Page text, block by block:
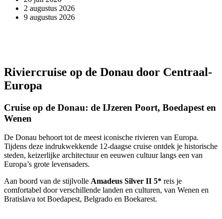
2 augustus 2026
9 augustus 2026
Riviercruise op de Donau door Centraal-
Europa
Cruise op de Donau: de IJzeren Poort, Boedapest en
Wenen
De Donau behoort tot de meest iconische rivieren van Europa.
Tijdens deze indrukwekkende 12-daagse cruise ontdek je historische
steden, keizerlijke architectuur en eeuwen cultuur langs een van
Europa’s grote levensaders.
Aan boord van de stijlvolle Amadeus Silver II 5* reis je
comfortabel door verschillende landen en culturen, van Wenen en
Bratislava tot Boedapest, Belgrado en Boekarest.